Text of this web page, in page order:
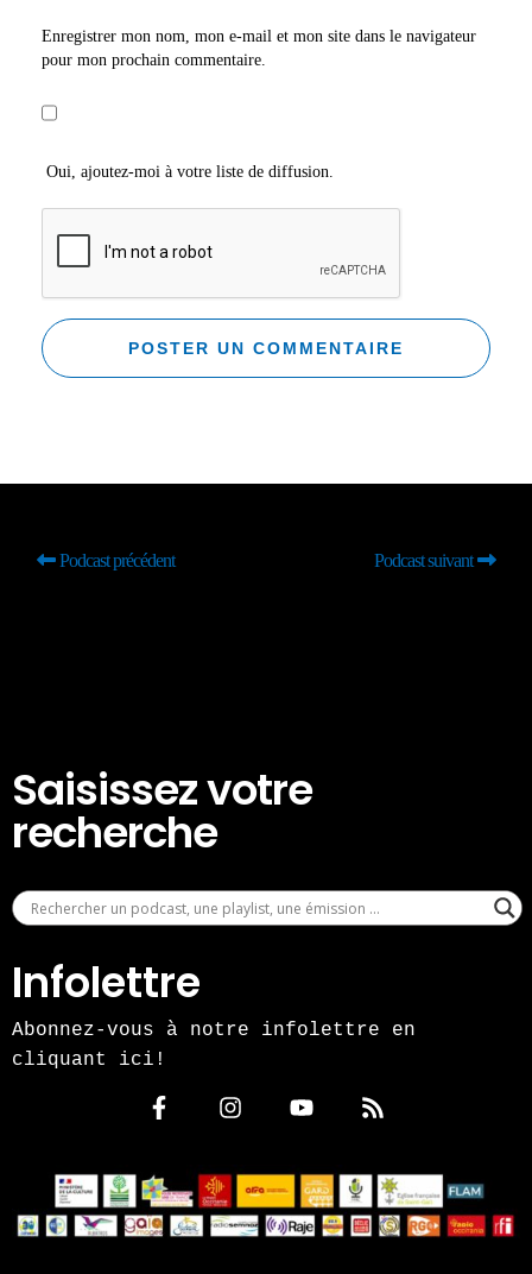
Enregistrer mon nom, mon e-mail et mon site dans le navigateur
pour mon prochain commentaire.
Oui, ajoutez-moi à votre liste de diffusion.
Podcast précédent Podcast suivant
Saisissez votre
recherche
Infolettre
Abonnez-vous à notre infolettre en
cliquant ici!